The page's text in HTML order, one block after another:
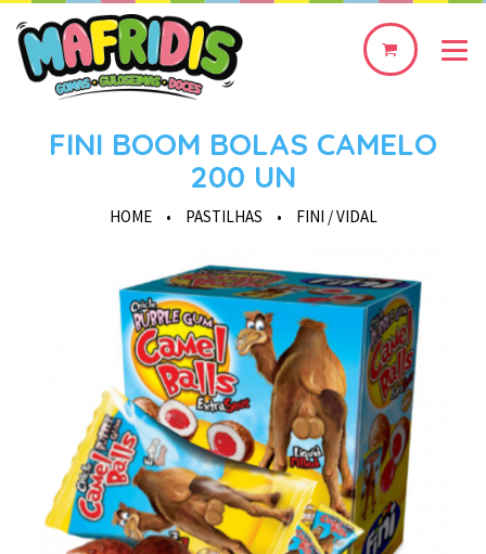
0
FINI BOOM BOLAS CAMELO
200 UN
HOME • PASTILHAS • FINI / VIDAL